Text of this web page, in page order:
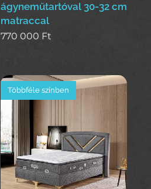
ágyneműtartóval 30-32 cm
matraccal
770 000 Ft
Többféle színben